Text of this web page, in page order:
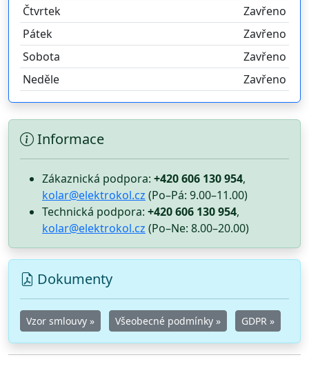
Čtvrtek
Zavřeno
Pátek
Zavřeno
Sobota
Zavřeno
Neděle
Zavřeno
Informace
Zákaznická podpora: +420 606 130 954,
kolar@elektrokol.cz (Po–Pá: 9.00–11.00)
Technická podpora: +420 606 130 954,
kolar@elektrokol.cz (Po–Ne: 8.00–20.00)
Dokumenty
Vzor smlouvy » Všeobecné podmínky » GDPR »